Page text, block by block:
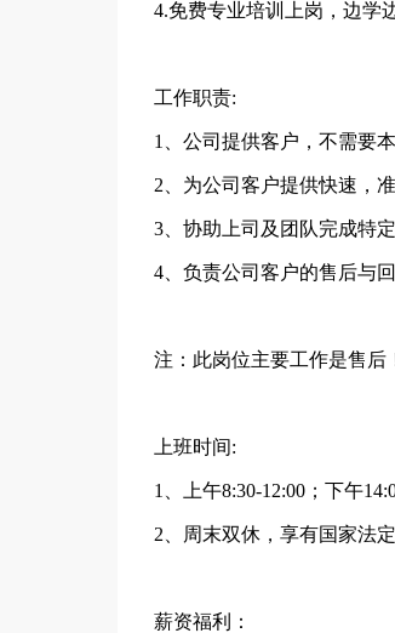
4.免费专业培训上岗，边学
工作职责:
1、公司提供客户，不需要
2、为公司客户提供快速，
3、协助上司及团队完成特
4、负责公司客户的售后与
注：此岗位主要工作是售后
上班时间:
1、上午8:30-12:00；下午
2、周末双休，享有国家法定
薪资福利：